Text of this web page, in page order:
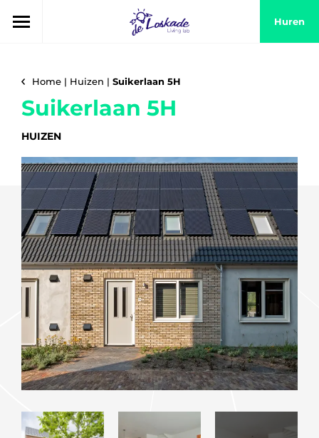
Huren
Home | Huizen | Suikerlaan 5H
Suikerlaan 5H
HUIZEN